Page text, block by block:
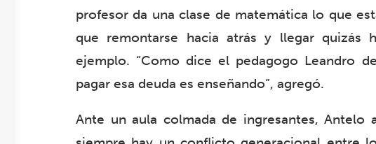
profesor da una clase de matemática lo que
que remontarse hacia atrás y llegar quizás
ejemplo. “Como dice el pedagogo Leandro
pagar esa deuda es enseñando”, agregó.
Ante un aula colmada de ingresantes, Antelo